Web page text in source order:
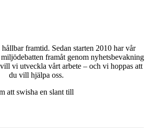
framtid. Sedan starten 2010 har vår
framåt genom nyhetsbevakning
vi utveckla vårt arbete – och vi hoppas att
du vill hjälpa oss.
att swisha en slant till